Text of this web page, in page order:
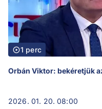
1 perc
Orbán Viktor: bekéretjük
2026. 01. 20. 08:00